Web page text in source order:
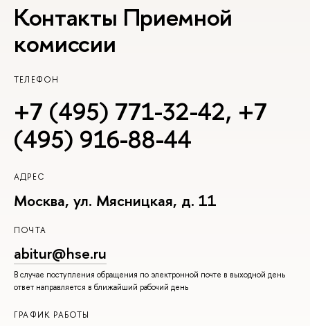
Контакты Приемной
комиссии
ТЕЛЕФОН
+7 (495) 771-32-42, +7
(495) 916-88-44
АДРЕС
Москва, ул. Мясницкая, д. 11
ПОЧТА
abitur@hse.ru
В случае поступления обращения по электронной почте в выходной день
ответ направляется в ближайший рабочий день
ГРАФИК РАБОТЫ